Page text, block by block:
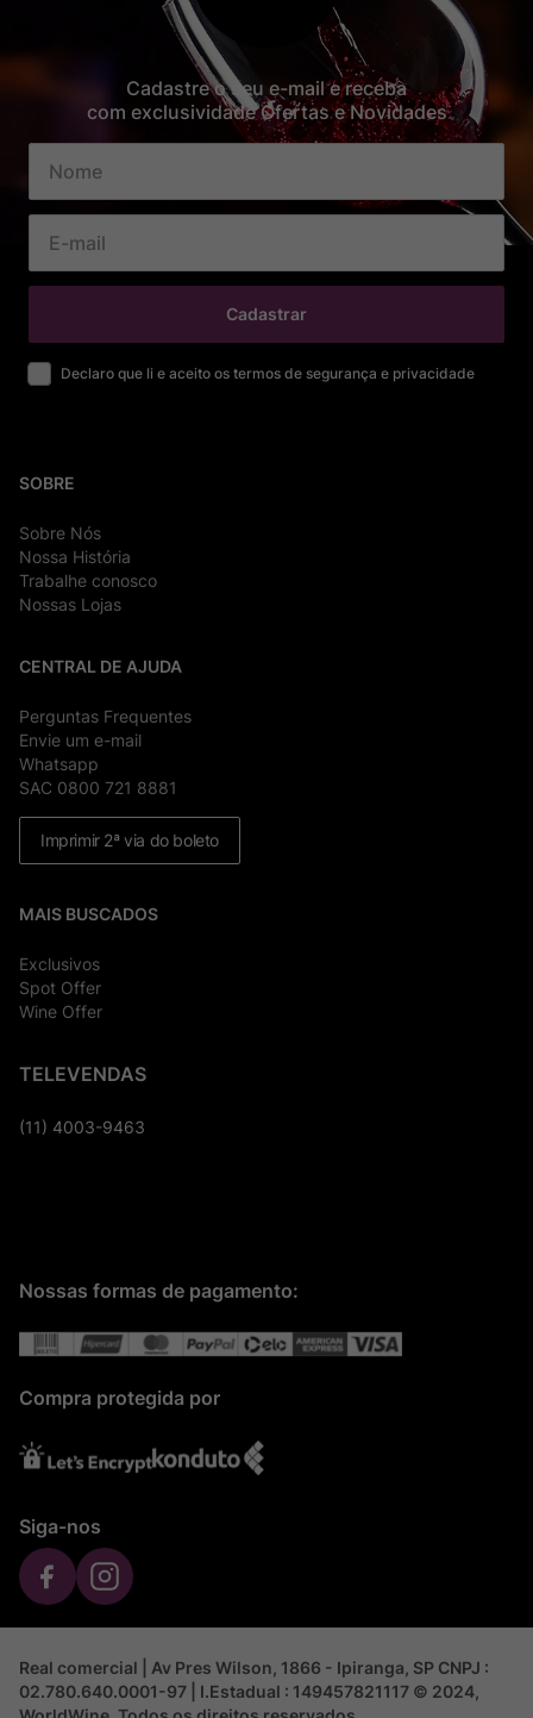
Cadastre o seu e-mail e receba
com exclusividade Ofertas e Novidades
Cadastrar
Declaro que li e aceito os termos de segurança e privacidade
SOBRE
Sobre Nós
Nossa História
Trabalhe conosco
Nossas Lojas
CENTRAL DE AJUDA
Perguntas Frequentes
Envie um e-mail
Whatsapp
SAC 0800 721 8881
Imprimir 2ª via do boleto
MAIS BUSCADOS
Exclusivos
Spot Offer
Wine Offer
TELEVENDAS
(11) 4003-9463
Nossas formas de pagamento:
Compra protegida por
Siga-nos
Real comercial | Av Pres Wilson, 1866 - Ipiranga, SP CNPJ :
02.780.640.0001-97 | I.Estadual : 149457821117 © 2024,